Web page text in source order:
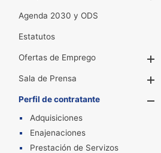
Agenda 2030 y ODS
Estatutos
Ofertas de Emprego
Sala de Prensa
Perfil de contratante
Adquisiciones
Enajenaciones
Prestación de Servizos